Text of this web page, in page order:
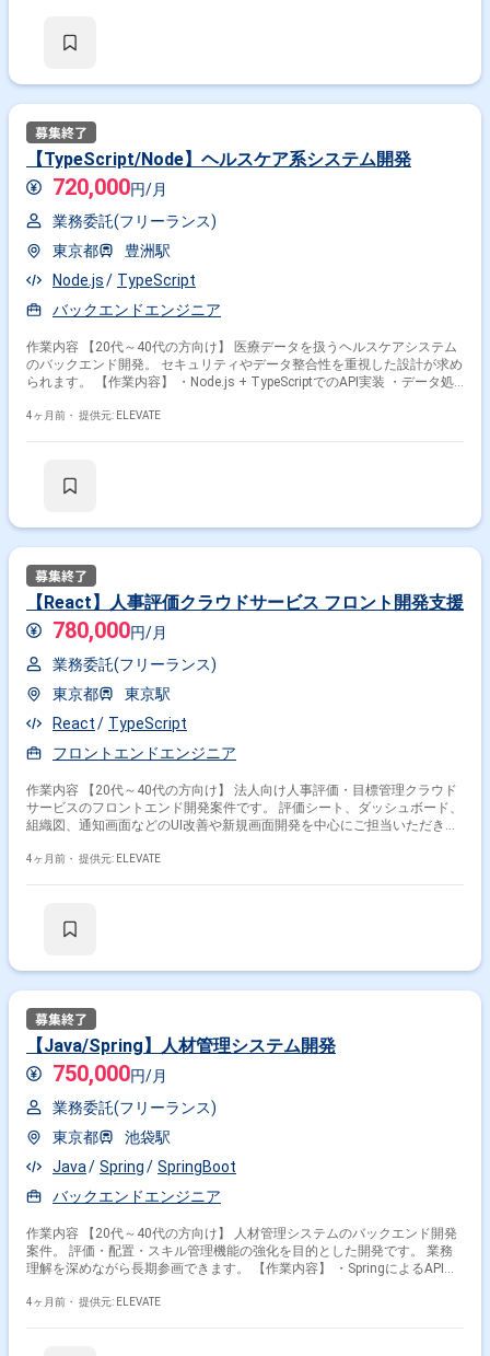
の改修 ・新規画面および共通コンポーネント作成 ・API連携処理の実装 ・
【TypeScript/Node】ヘルスケア系システム開発
720,000円/月
業務委託(フリーランス)
東京都
豊洲駅
Node.js
TypeScript
バックエンドエンジニア
作業内容 【20代～40代の方向け】 医療データを扱うヘルスケアシステム
のバックエンド開発。 セキュリティやデータ整合性を重視した設計が求め
られます。 【作業内容】 ・Node.js + TypeScriptでのAPI実装 ・データ処
4ヶ月前・ 提供元: ELEVATE
【React】人事評価クラウドサービス フロント開発支援
780,000円/月
業務委託(フリーランス)
東京都
東京駅
React
TypeScript
フロントエンドエンジニア
作業内容 【20代～40代の方向け】 法人向け人事評価・目標管理クラウド
サービスのフロントエンド開発案件です。 評価シート、ダッシュボード、
組織図、通知画面などのUI改善や新規画面開発を中心にご担当いただきま
のレビューや画面設計の相談に入ることもあり、業務理解を深めながら開
ダッシュボード画面の新規実装 ・既存画面のUI改善、コンポーネント整理
4ヶ月前・ 提供元: ELEVATE
【Java/Spring】人材管理システム開発
750,000円/月
業務委託(フリーランス)
東京都
池袋駅
Java
Spring
SpringBoot
バックエンドエンジニア
作業内容 【20代～40代の方向け】 人材管理システムのバックエンド開発
案件。 評価・配置・スキル管理機能の強化を目的とした開発です。 業務
理解を深めながら長期参画できます。 【作業内容】 ・SpringによるAPI開
作成
4ヶ月前・ 提供元: ELEVATE